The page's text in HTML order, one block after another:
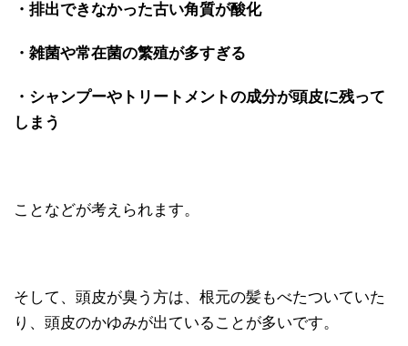
・排出できなかった古い角質が酸化
・雑菌や常在菌の繁殖が多すぎる
・シャンプーやトリートメントの成分が頭皮に残って
しまう
ことなどが考えられます。
そして、頭皮が臭う方は、根元の髪もべたついていた
り、頭皮のかゆみが出ていることが多いです。